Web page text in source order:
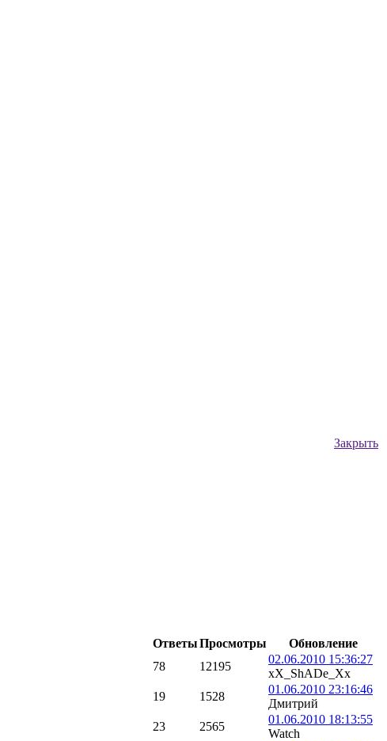
Закрыть
ОтветыПросмотры
Обновление
78 12195
02.06.2010 15:36:27
хХ_ShADe_Хх
19 1528
01.06.2010 23:16:46
Дмитрий
23 2565
01.06.2010 18:13:55
Watch